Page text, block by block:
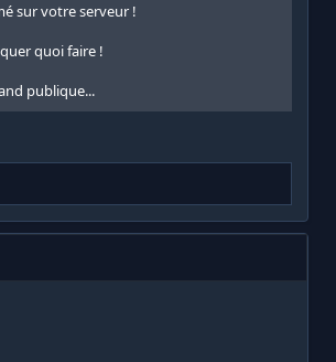
sur votre serveur !
quoi faire !
publique...